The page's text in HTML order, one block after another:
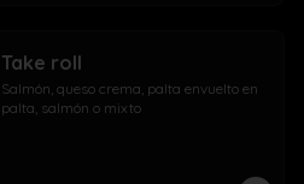
Take roll
Salmón, queso crema, palta envuelto en
palta, salmón o mixto